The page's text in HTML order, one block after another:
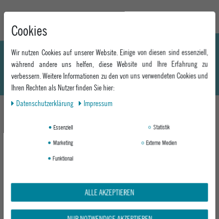
DAS KÖNNTE DIR AUCH GEFALLEN
Cookies
Wir nutzen Cookies auf unserer Website. Einige von diesen sind essenziell,
während andere uns helfen, diese Website und Ihre Erfahrung zu
verbessern. Weitere Informationen zu den von uns verwendeten Cookies und
Ihren Rechten als Nutzer finden Sie hier:
Daten­schutz­erklärung
Impressum
Essenziell
Statistik
Marketing
Externe Medien
Funktional
ALLE AKZEPTIEREN